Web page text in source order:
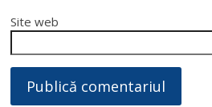
Site web